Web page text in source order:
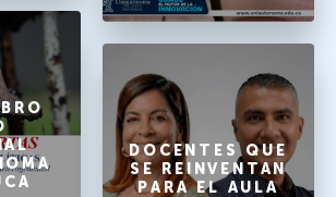
DOCENTES QUE
SE REINVENTAN
PARA EL AULA